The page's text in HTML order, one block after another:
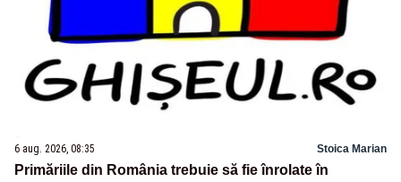
6 aug. 2026, 08:35 Stoica Marian
Primăriile din România trebuie să fie înrolate în